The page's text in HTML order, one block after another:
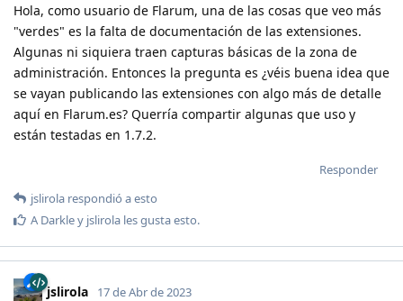
Hola, como usuario de Flarum, una de las cosas que veo más
"verdes" es la falta de documentación de las extensiones.
Algunas ni siquiera traen capturas básicas de la zona de
administración. Entonces la pregunta es ¿véis buena idea que
se vayan publicando las extensiones con algo más de detalle
aquí en Flarum.es? Querría compartir algunas que uso y
están testadas en 1.7.2.
Responder
jslirola respondió a esto
A Darkley jslirola les gusta esto.
jslirola 17 de Abr de 2023